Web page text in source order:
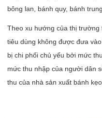
bông lan, bánh quy, bánh
Theo xu hướng của thị
tiêu dùng không được đưa
bị chi phối chủ yếu bởi mức
mức thu nhập của người dân
thu của nhà sản xuất bánh